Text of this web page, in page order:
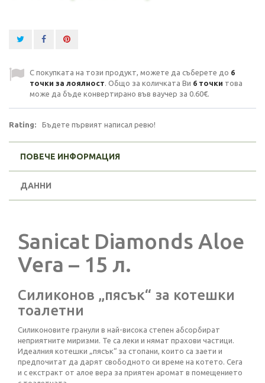
С покупката на този продукт, можете да съберете до 6
точки за лоялност. Общо за количката Ви 6 точки това
може да бъде конвертирано във ваучер за 0.60€.
Rating: Бъдете първият написал ревю!
ПОВЕЧЕ ИНФОРМАЦИЯ
ДАННИ
Sanicat Diamonds Aloe
Vera – 15 л.
Силиконов „пясък“ за котешки
тоалетни
Силиконовите гранули в най-висока степен абсорбират
неприятните миризми. Те са леки и нямат прахови частици.
Идеалния котешки „пясък“ за стопани, които са заети и
предпочитат да дарят свободното си време на котето. Сега
и с екстракт от алое вера за приятен аромат в помещението